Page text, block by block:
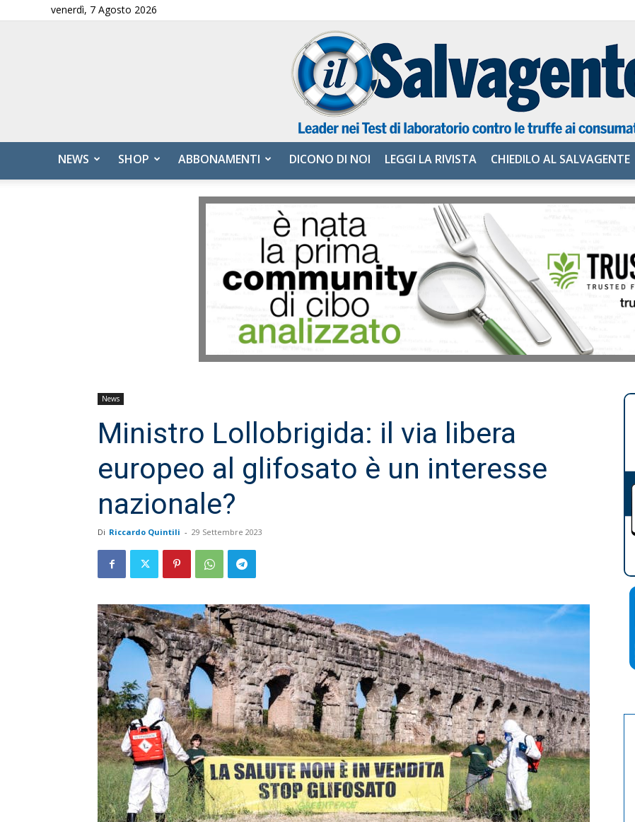
venerdì, 7 Agosto 2026
Salvagente
NEWS SHOP ABBONAMENTI DICONO DI NOI LEGGI LA RIVISTA CHIEDILO AL SALVAGENTE
News
Ministro Lollobrigida: il via libera
europeo al glifosato è un interesse
nazionale?
Di Riccardo Quintili - 29 Settembre 2023